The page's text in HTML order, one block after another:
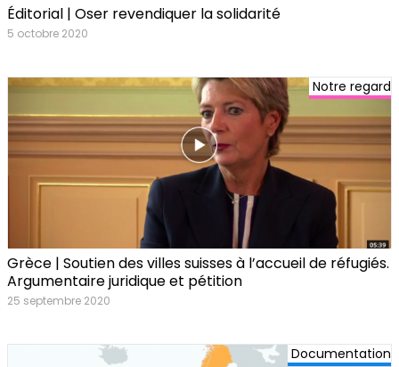
Éditorial | Oser revendiquer la solidarité
5 octobre 2020
Notre regard
Grèce | Soutien des villes suisses à l’accueil de réfugiés.
Argumentaire juridique et pétition
25 septembre 2020
Documentation